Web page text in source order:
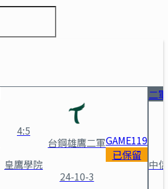
4:5
皇鷹學院
台鋼雄鷹二軍
24-10-3
GAME119
已保留
二
中